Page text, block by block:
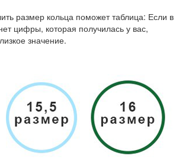
размер кольца поможет таблица: Если в
цифры, которая получилась у вас,
значение.